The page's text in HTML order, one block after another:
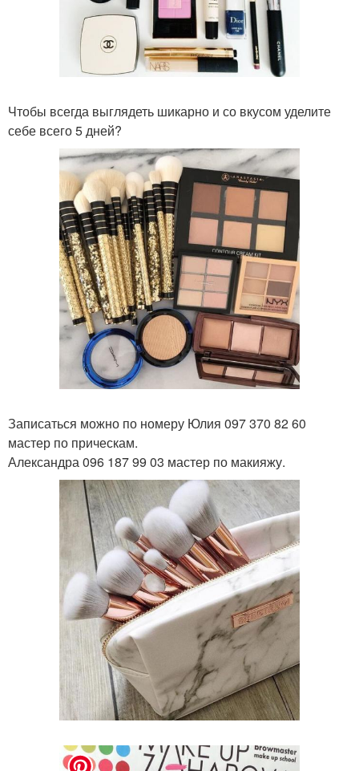
Чтобы всегда выглядеть шикарно и со вкусом уделите
себе всего 5 дней?
Записаться можно по номеру Юлия 097 370 82 60
мастер по прическам.
Александра 096 187 99 03 мастер по макияжу.